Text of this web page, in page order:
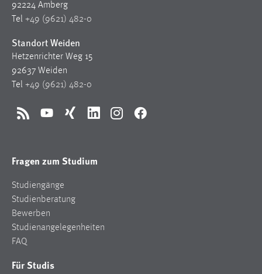
92224 Amberg
Tel +49 (9621) 482-0
Standort Weiden
Hetzenrichter Weg 15
92637 Weiden
Tel +49 (9621) 482-0
RSS YouTubeXing LinkedInInstagramFacebook
Fragen zum Studium
Studiengänge
Studienberatung
Bewerben
Studienangelegenheiten
FAQ
Für Studis